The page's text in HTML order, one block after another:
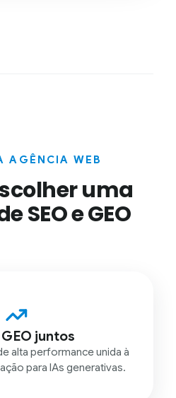
AGÊNCIA WEB
uma
SEO e GEO
GEO juntos
alta performance unida à
para IAs generativas.